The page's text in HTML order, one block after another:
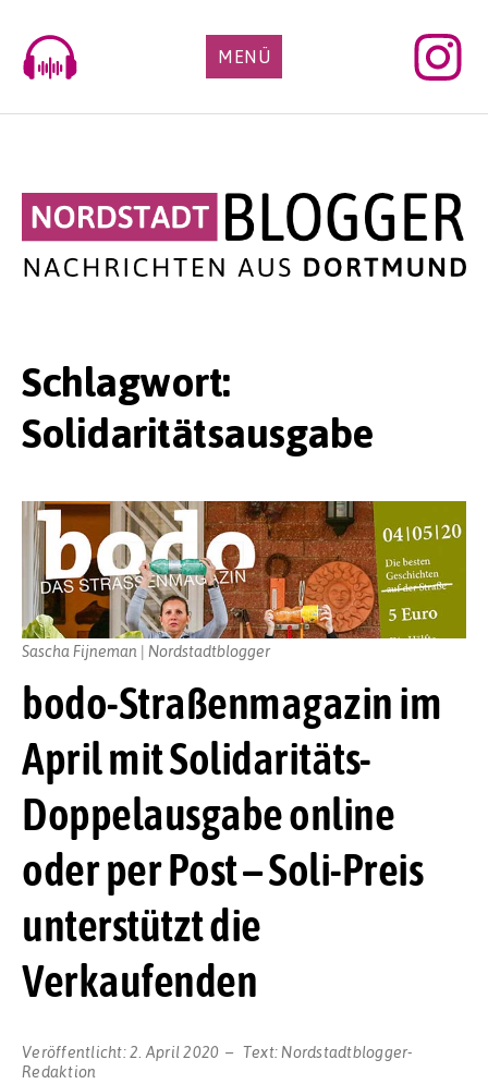
content
MENÜ
Schlagwort:
Solidaritätsausgabe
bodo-Straßenmagazin im
April mit Solidaritäts-
Doppelausgabe online
oder per Post – Soli-Preis
unterstützt die
Verkaufenden
Veröffentlicht:2. April 2020 Text: Nordstadtblogger-
Redaktion
Sascha Fijneman | Nordstadtblogger